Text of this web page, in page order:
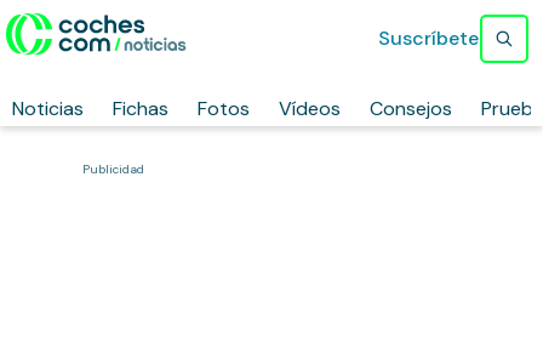
Noticias Fichas Fotos Vídeos Consejos
Suscríbete
Publicidad